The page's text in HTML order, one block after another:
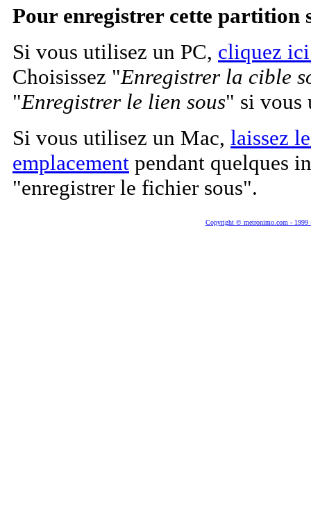
Pour enregistrer cette partition
Si vous utilisez un PC, cliquez
Choisissez "Enregistrer la cible
"Enregistrer le lien sous" si vous
Si vous utilisez un Mac, laissez
emplacement pendant quelques
"enregistrer le fichier sous".
Copyright © metronimo.com - 1999